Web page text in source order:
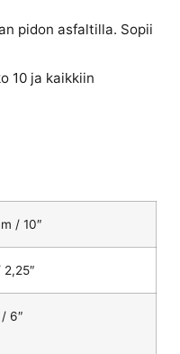
pidon asfaltilla. Sopii
10 ja kaikkiin
/ 10″
2,25″
6″